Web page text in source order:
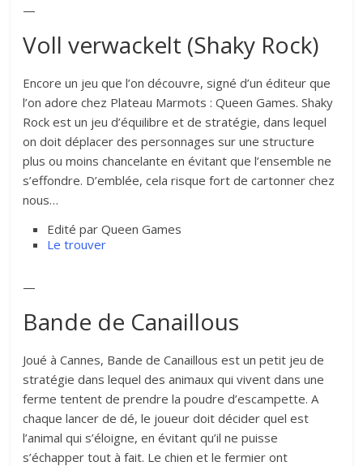
—
Voll verwackelt (Shaky Rock)
Encore un jeu que l’on découvre, signé d’un éditeur que
l’on adore chez Plateau Marmots : Queen Games. Shaky
Rock est un jeu d’équilibre et de stratégie, dans lequel
on doit déplacer des personnages sur une structure
plus ou moins chancelante en évitant que l’ensemble ne
s’effondre. D’emblée, cela risque fort de cartonner chez
nous…
Edité par Queen Games
Le trouver
—
Bande de Canaillous
Joué à Cannes, Bande de Canaillous est un petit jeu de
stratégie dans lequel des animaux qui vivent dans une
ferme tentent de prendre la poudre d’escampette. A
chaque lancer de dé, le joueur doit décider quel est
l’animal qui s’éloigne, en évitant qu’il ne puisse
s’échapper tout à fait. Le chien et le fermier ont